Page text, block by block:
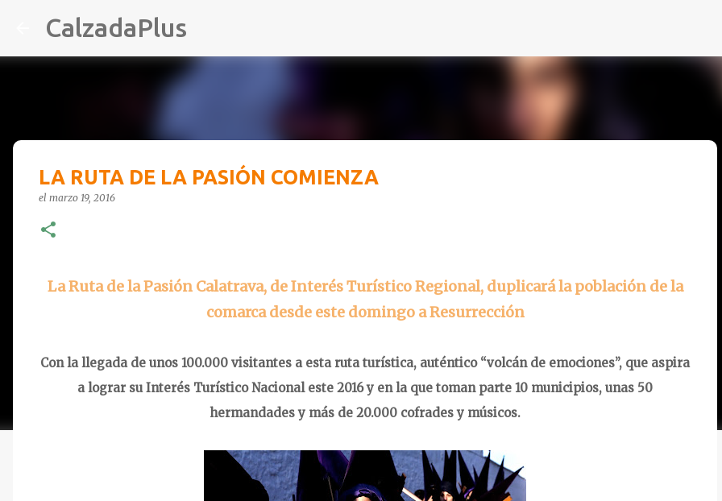
CalzadaPlus
LA RUTA DE LA PASIÓN COMIENZA
el marzo 19, 2016
La Ruta de la Pasión Calatrava, de Interés Turístico Regional, duplicará la población de la
comarca desde este domingo a Resurrección
Con la llegada de unos 100.000 visitantes a esta ruta turística, auténtico “volcán de emociones”, que aspira
a lograr su Interés Turístico Nacional este 2016 y en la que toman parte 10 municipios, unas 50
hermandades y más de 20.000 cofrades y músicos.